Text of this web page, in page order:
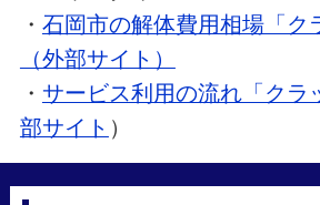
・ 石岡市の解体費用相場「ク
（外部サイト）
・ サービス利用の流れ「クラ
部サイト ）